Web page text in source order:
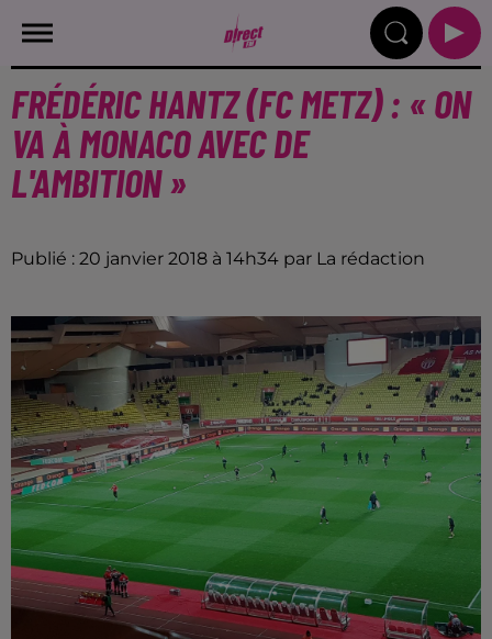
FRÉDÉRIC HANTZ (FC METZ) : « ON
VA À MONACO AVEC DE
L'AMBITION »
Publié : 20 janvier 2018 à 14h34 par La rédaction